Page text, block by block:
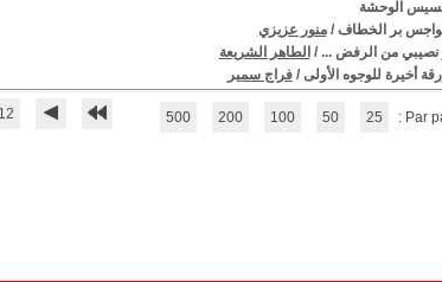
الوحشة
بر الخطاف /منور عزيزي
نصيبي من الرفض ... / الطاهر الشريعة
أخيرة للوجوه الأولى /فراج سمير
12 Par
25
50
100
200
500